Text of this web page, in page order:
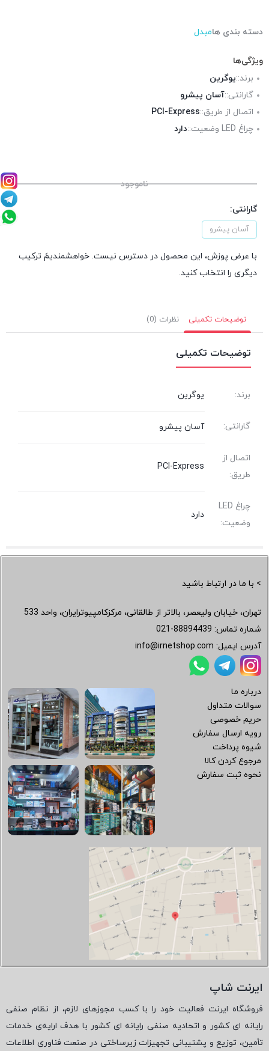
دسته بندی هامبدل
ویژگی‌ها
برند::یوگرین
گارانتی::آسان پیشرو
اتصال از طریق::PCI-Express
چراغ LED وضعیت::
دارد
ناموجود
گارانتی:
آسان پیشرو
با عرض پوزش، این محصول در دسترس نیست. خواهشمندیمً ترکیب
دیگری را انتخاب کنید.
توضیحات تکمیلی نظرات (0)
توضیحات تکمیلی
برند: یوگرین
گارانتی: آسان پیشرو
اتصال از
طریق:
PCI-Express
چراغ LED
وضعیت:
دارد
> با ما در ارتباط باشید
تهران، خیابان ولیعصر، بالاتر از طالقانی، مرکزکامپیوترایران، واحد 533
شماره تماس: 021-88894439
آدرس ایمیل: info@irnetshop.com
درباره ما
سوالات متداول
حریم خصوصی
رویه ارسال سفارش
شیوه پرداخت
مرجوع کردن کالا
نحوه ثبت سفارش
ایرنت شاپ
فروشگاه ایرنت فعالیت خود را با کسب مجوزهای لازم، از نظام صنفی
رایانه ای کشور و اتحادیه صنفی رایانه ای کشور با هدف ارایه‌ی خدمات
تأمین، توزیع و پشتیبانی تجهیزات زیرساختی در صنعت فناوری اطلاعات